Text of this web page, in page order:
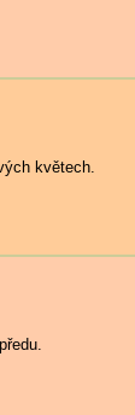
květech.